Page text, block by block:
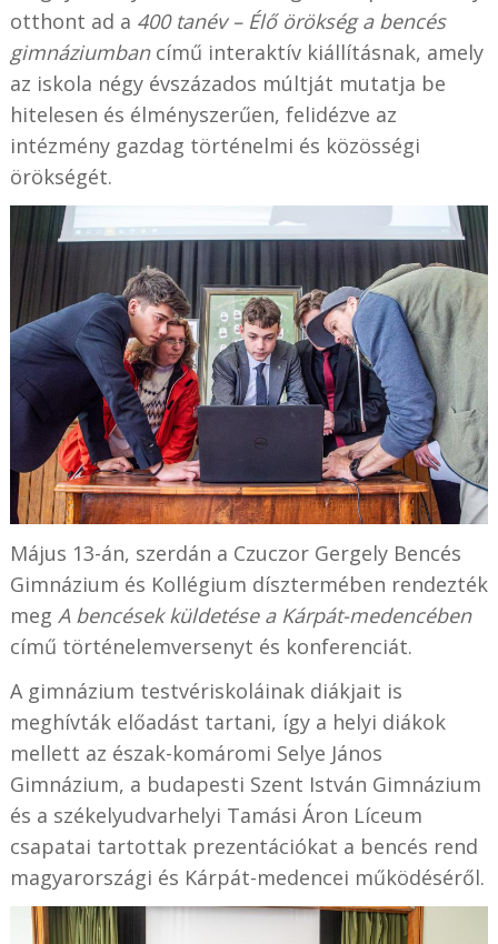
otthont ad a 400 tanév – Élő örökség a bencés
gimnáziumbancímű interaktív kiállításnak, amely
az iskola négy évszázados múltját mutatja be
hitelesen és élményszerűen, felidézve az
intézmény gazdag történelmi és közösségi
örökségét.
Május 13-án, szerdán a Czuczor Gergely Bencés
Gimnázium és Kollégium dísztermében rendezték
meg A bencések küldetése a Kárpát-medencében
című történelemversenyt és konferenciát.
A gimnázium testvériskoláinak diákjait is
meghívták előadást tartani, így a helyi diákok
mellett az észak-komáromi Selye János
Gimnázium, a budapesti Szent István Gimnázium
és a székelyudvarhelyi Tamási Áron Líceum
csapatai tartottak prezentációkat a bencés rend
magyarországi és Kárpát-medencei működéséről.